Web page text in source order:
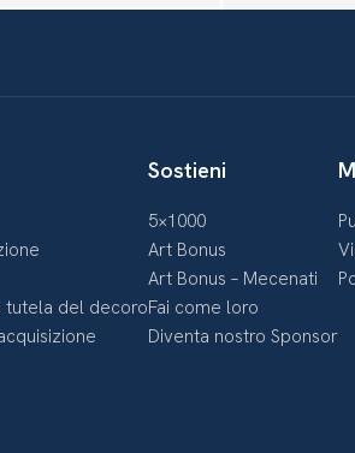
tutela del decoro
Sostieni
5×1000
Art Bonus
Art Bonus – Mecenati
Fai come loro
Diventa nostro Sponsor